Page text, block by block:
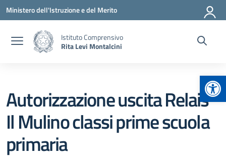
Vai ai contenuti
Vai al menu di navigazione
Vai al footer
Ministero dell'Istruzione e del Merito
Istituto Comprensivo
Rita Levi Montalcini
Autorizzazione uscita Relais
Il Mulino classi prime scuola
primaria